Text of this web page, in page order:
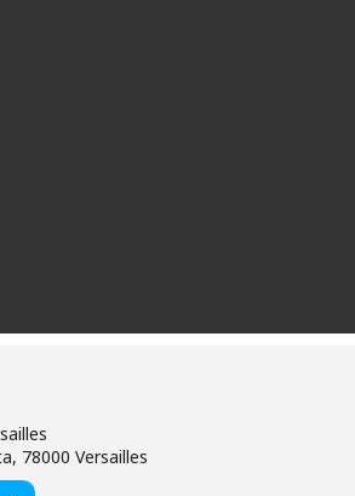
78000 Versailles